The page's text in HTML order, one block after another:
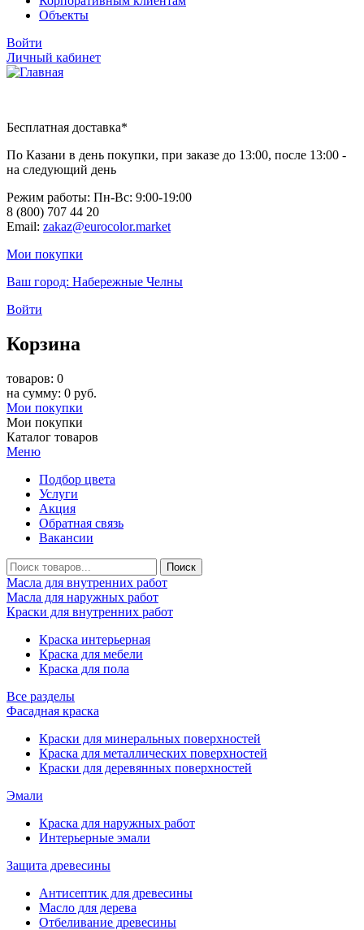
Объекты
Войти
Личный кабинет
Бесплатная доставка*
По Казани в день покупки, при заказе до 13:00, после 13:00 -
на следующий день
Режим работы: Пн-Вc: 9:00-19:00
8 (800) 707 44 20
Email: zakaz@eurocolor.market
Мои покупки
Ваш город: Набережные Челны
Войти
Корзина
товаров: 0
на сумму: 0 руб.
Мои покупки
Мои покупки
Каталог товаров
Меню
Подбор цвета
Услуги
Акция
Обратная связь
Вакансии
Масла для внутренних работ
Масла для наружных работ
Краски для внутренних работ
Краска интерьерная
Краска для мебели
Краска для пола
Все разделы
Фасадная краска
Краски для минеральных поверхностей
Краска для металлических поверхностей
Краски для деревянных поверхностей
Эмали
Краска для наружных работ
Интерьерные эмали
Защита древесины
Антисептик для древесины
Масло для дерева
Отбеливание древесины